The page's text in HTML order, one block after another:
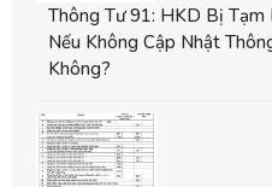
Thông Tư 91: HKD Bị
Nếu Không Cập Nhật
Không?